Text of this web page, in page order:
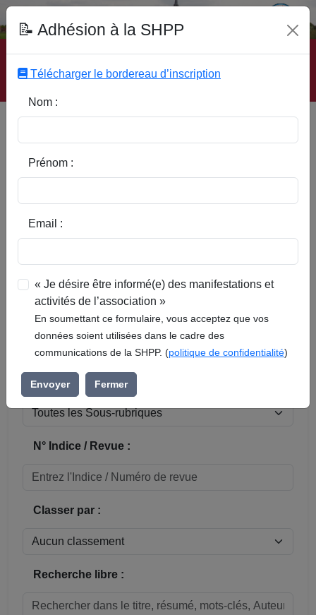
Accueil | Site SHPP | Auteurs | Editeurs | Rubriques |
Sous-Rubriques | Mots-Clefs | Contact
Réinitialiser
Sous-rubrique / Commune :
N° Indice / Revue :
Classer par :
Recherche libre :
📝 Adhésion à la SHPP
Télécharger le bordereau d’inscription
Nom :
Prénom :
Email :
« Je désire être informé(e) des manifestations et
activités de l’association »
En soumettant ce formulaire, vous acceptez que vos
données soient utilisées dans le cadre des
communications de la SHPP. (politique de confidentialité)
Envoyer Fermer